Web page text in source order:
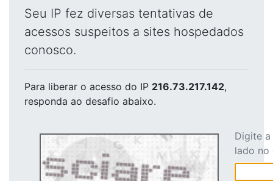
Seu IP fez diversas tentativas de
acessos suspeitos a sites hospedados
conosco.
Para liberar o acesso do IP 216.73.217.142,
responda ao desafio abaixo.
Digite
lado no